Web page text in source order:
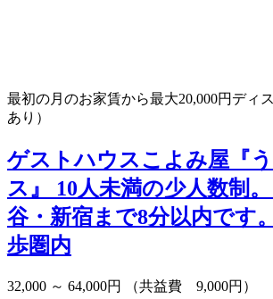
最初の月のお家賃から最大20,000円ディ
あり）
ゲストハウスこよみ屋『
ス』
10人未満の少人数制
谷・新宿まで8分以内です
歩圏内
32,000 ～ 64,000円 （共益費 9,000円）